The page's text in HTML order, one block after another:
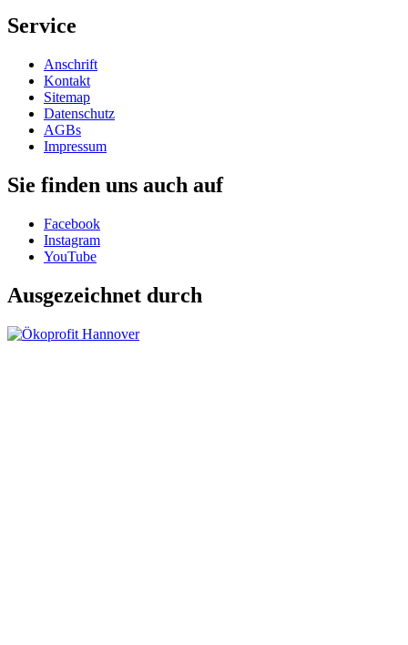
Service
Anschrift
Kontakt
Sitemap
Datenschutz
AGBs
Impressum
Sie finden uns auch auf
Facebook
Instagram
YouTube
Ausgezeichnet durch